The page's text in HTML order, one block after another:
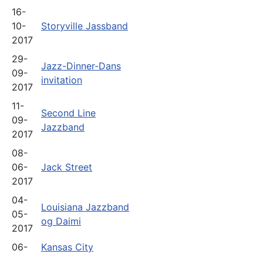
16-
10-
2017
Storyville Jassband
29-
09-
2017
Jazz-Dinner-Dans
invitation
11-
09-
2017
Second Line
Jazzband
08-
06-
2017
Jack Street
04-
05-
2017
Louisiana Jazzband
og Daimi
06-
Kansas City